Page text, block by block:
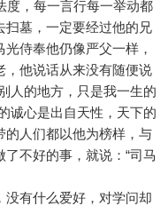
度，每一言行每一举动都
扫墓，一定要经过他的兄
侍奉他仍像严父一样，
，他说话从来没有随便说
人的地方，只是我一生的
诚心是出自天性，天下的
的人们都以他为榜样，与
不好的事，就说：“司马
有什么爱好，对学问却